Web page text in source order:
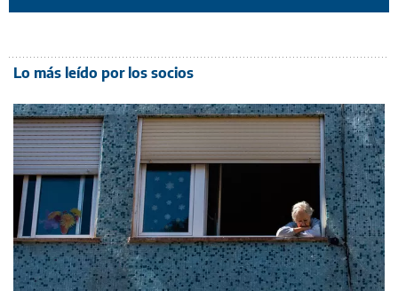
Lo más leído por los socios